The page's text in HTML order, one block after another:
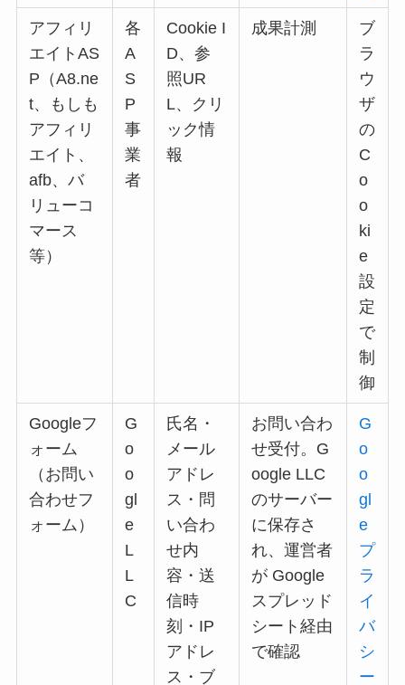
アフィリ
エイトAS
P（A8.ne
t、もしも
アフィリ
エイト、
afb、バ
リューコ
マース
等）
各
A
S
P
事
業
者
Cookie I
D、参
照UR
L、クリ
ック情
報
成果計測
ブ
ラ
ウ
ザ
の
C
o
o
ki
e
設
定
で
制
御
Googleフ
ォーム
（お問い
合わせフ
ォーム）
G
o
o
gl
e
L
L
C
氏名・
メール
アドレ
ス・問
い合わ
せ内
容・送
信時
刻・IP
アドレ
ス・ブ
お問い合わ
せ受付。G
oogle LLC
のサーバー
に保存さ
れ、運営者
が Google
スプレッド
シート経由
で確認
G
o
o
gl
e
プ
ラ
イ
バ
シ
ー